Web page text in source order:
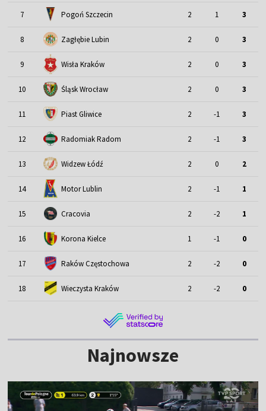
7 Pogoń Szczecin 2 1 3
8 Zagłębie Lubin 2 0 3
9 Wisła Kraków 2 0 3
10 Śląsk Wrocław 2 0 3
11 Piast Gliwice 2 -1 3
12 Radomiak Radom 2 -1 3
13 Widzew Łódź 2 0 2
14 Motor Lublin 2 -1 1
15 Cracovia 2 -2 1
16 Korona Kielce 1 -1 0
17 Raków Częstochowa 2 -2 0
18 Wieczysta Kraków 2 -2 0
Najnowsze